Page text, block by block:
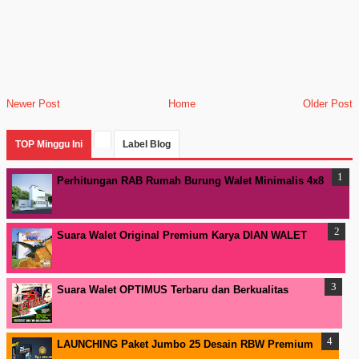
Newer Post Older Post
Home
TOP Minggu Ini Label Blog
Perhitungan RAB Rumah Burung Walet Minimalis 4x8
Suara Walet Original Premium Karya DIAN WALET
Suara Walet OPTIMUS Terbaru dan Berkualitas
LAUNCHING Paket Jumbo 25 Desain RBW Premium